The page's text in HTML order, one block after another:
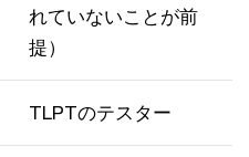
れていないことが前
提）
TLPTのテスター